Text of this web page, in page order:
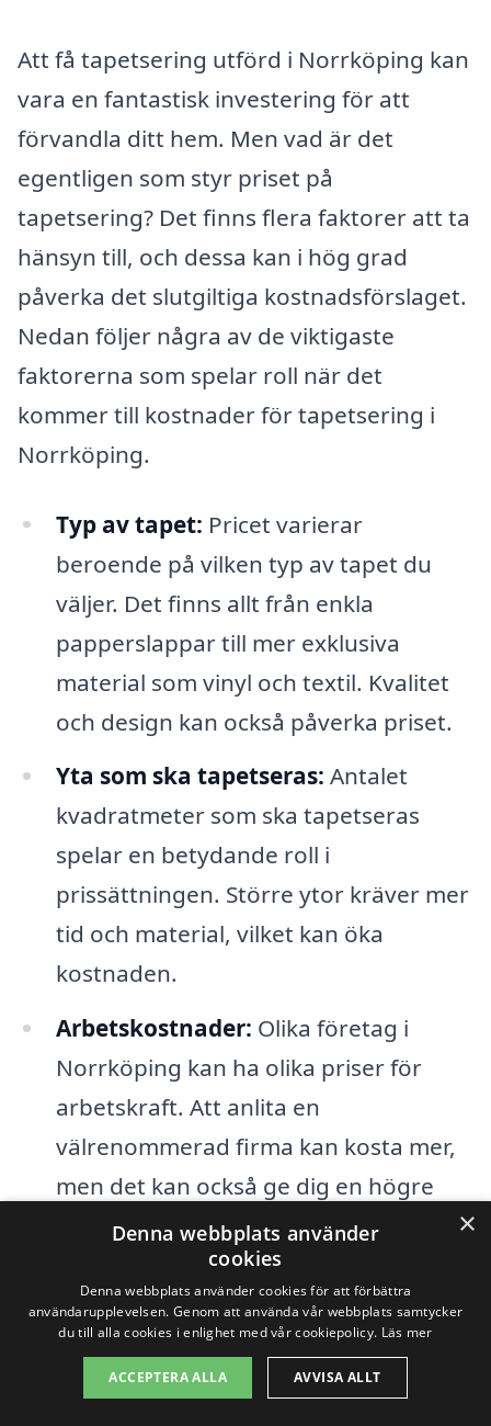
Att få tapetsering utförd i Norrköping kan
vara en fantastisk investering för att
förvandla ditt hem. Men vad är det
egentligen som styr priset på
tapetsering? Det finns flera faktorer att ta
hänsyn till, och dessa kan i hög grad
påverka det slutgiltiga kostnadsförslaget.
Nedan följer några av de viktigaste
faktorerna som spelar roll när det
kommer till kostnader för tapetsering i
Norrköping.
Typ av tapet: Pricet varierar
beroende på vilken typ av tapet du
väljer. Det finns allt från enkla
papperslappar till mer exklusiva
material som vinyl och textil. Kvalitet
och design kan också påverka priset.
Yta som ska tapetseras: Antalet
kvadratmeter som ska tapetseras
spelar en betydande roll i
prissättningen. Större ytor kräver mer
tid och material, vilket kan öka
kostnaden.
Arbetskostnader: Olika företag i
Norrköping kan ha olika priser för
arbetskraft. Att anlita en
välrenommerad firma kan kosta mer,
men det kan också ge dig en högre
kvalitet på utförandet.
Förberedelse och underarbete:
fall kan det krävas extra förberedelser,
såsom att ta bort gammal tapet eller
reparera väggar. Denna typ av arbete
×
Denna webbplats använder
cookies
Denna webbplats använder cookies för att förbättra
användarupplevelsen. Genom att använda vår webbplats samtycker
du till alla cookies i enlighet med vår cookiepolicy. Läs mer
ACCEPTERA ALLA AVVISA ALLT